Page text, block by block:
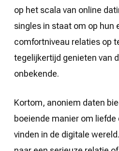
op het scala van online
singles in staat om op hun
comfortniveau relaties op
tegelijkertijd genieten van
onbekende.
Kortom, anoniem daten
boeiende manier om liefde
vinden in de digitale